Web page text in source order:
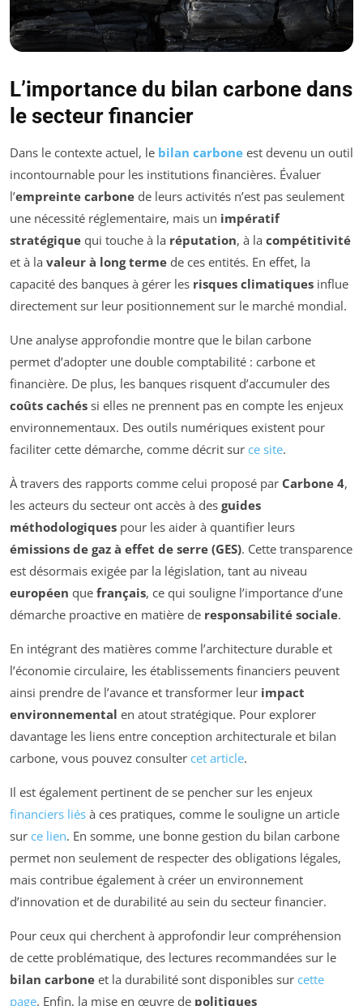
L’importance du bilan carbone dans
le secteur financier
Dans le contexte actuel, le bilan carbone est devenu un outil
incontournable pour les institutions financières. Évaluer
l’empreinte carbone de leurs activités n’est pas seulement
une nécessité réglementaire, mais un impératif
stratégique qui touche à la réputation, à la compétitivité
et à la valeur à long terme de ces entités. En effet, la
capacité des banques à gérer les risques climatiques influe
directement sur leur positionnement sur le marché mondial.
Une analyse approfondie montre que le bilan carbone
permet d’adopter une double comptabilité : carbone et
financière. De plus, les banques risquent d’accumuler des
coûts cachés si elles ne prennent pas en compte les enjeux
environnementaux. Des outils numériques existent pour
faciliter cette démarche, comme décrit sur ce site.
À travers des rapports comme celui proposé par Carbone 4,
les acteurs du secteur ont accès à des guides
méthodologiques pour les aider à quantifier leurs
émissions de gaz à effet de serre (GES). Cette transparence
est désormais exigée par la législation, tant au niveau
européen que français, ce qui souligne l’importance d’une
démarche proactive en matière de responsabilité sociale.
En intégrant des matières comme l’architecture durable et
l’économie circulaire, les établissements financiers peuvent
ainsi prendre de l’avance et transformer leur impact
environnemental en atout stratégique. Pour explorer
davantage les liens entre conception architecturale et bilan
carbone, vous pouvez consulter cet article.
Il est également pertinent de se pencher sur les enjeux
financiers liés à ces pratiques, comme le souligne un article
sur ce lien. En somme, une bonne gestion du bilan carbone
permet non seulement de respecter des obligations légales,
mais contribue également à créer un environnement
d’innovation et de durabilité au sein du secteur financier.
Pour ceux qui cherchent à approfondir leur compréhension
de cette problématique, des lectures recommandées sur le
bilan carbone et la durabilité sont disponibles sur cette
page. Enfin, la mise en œuvre de politiques